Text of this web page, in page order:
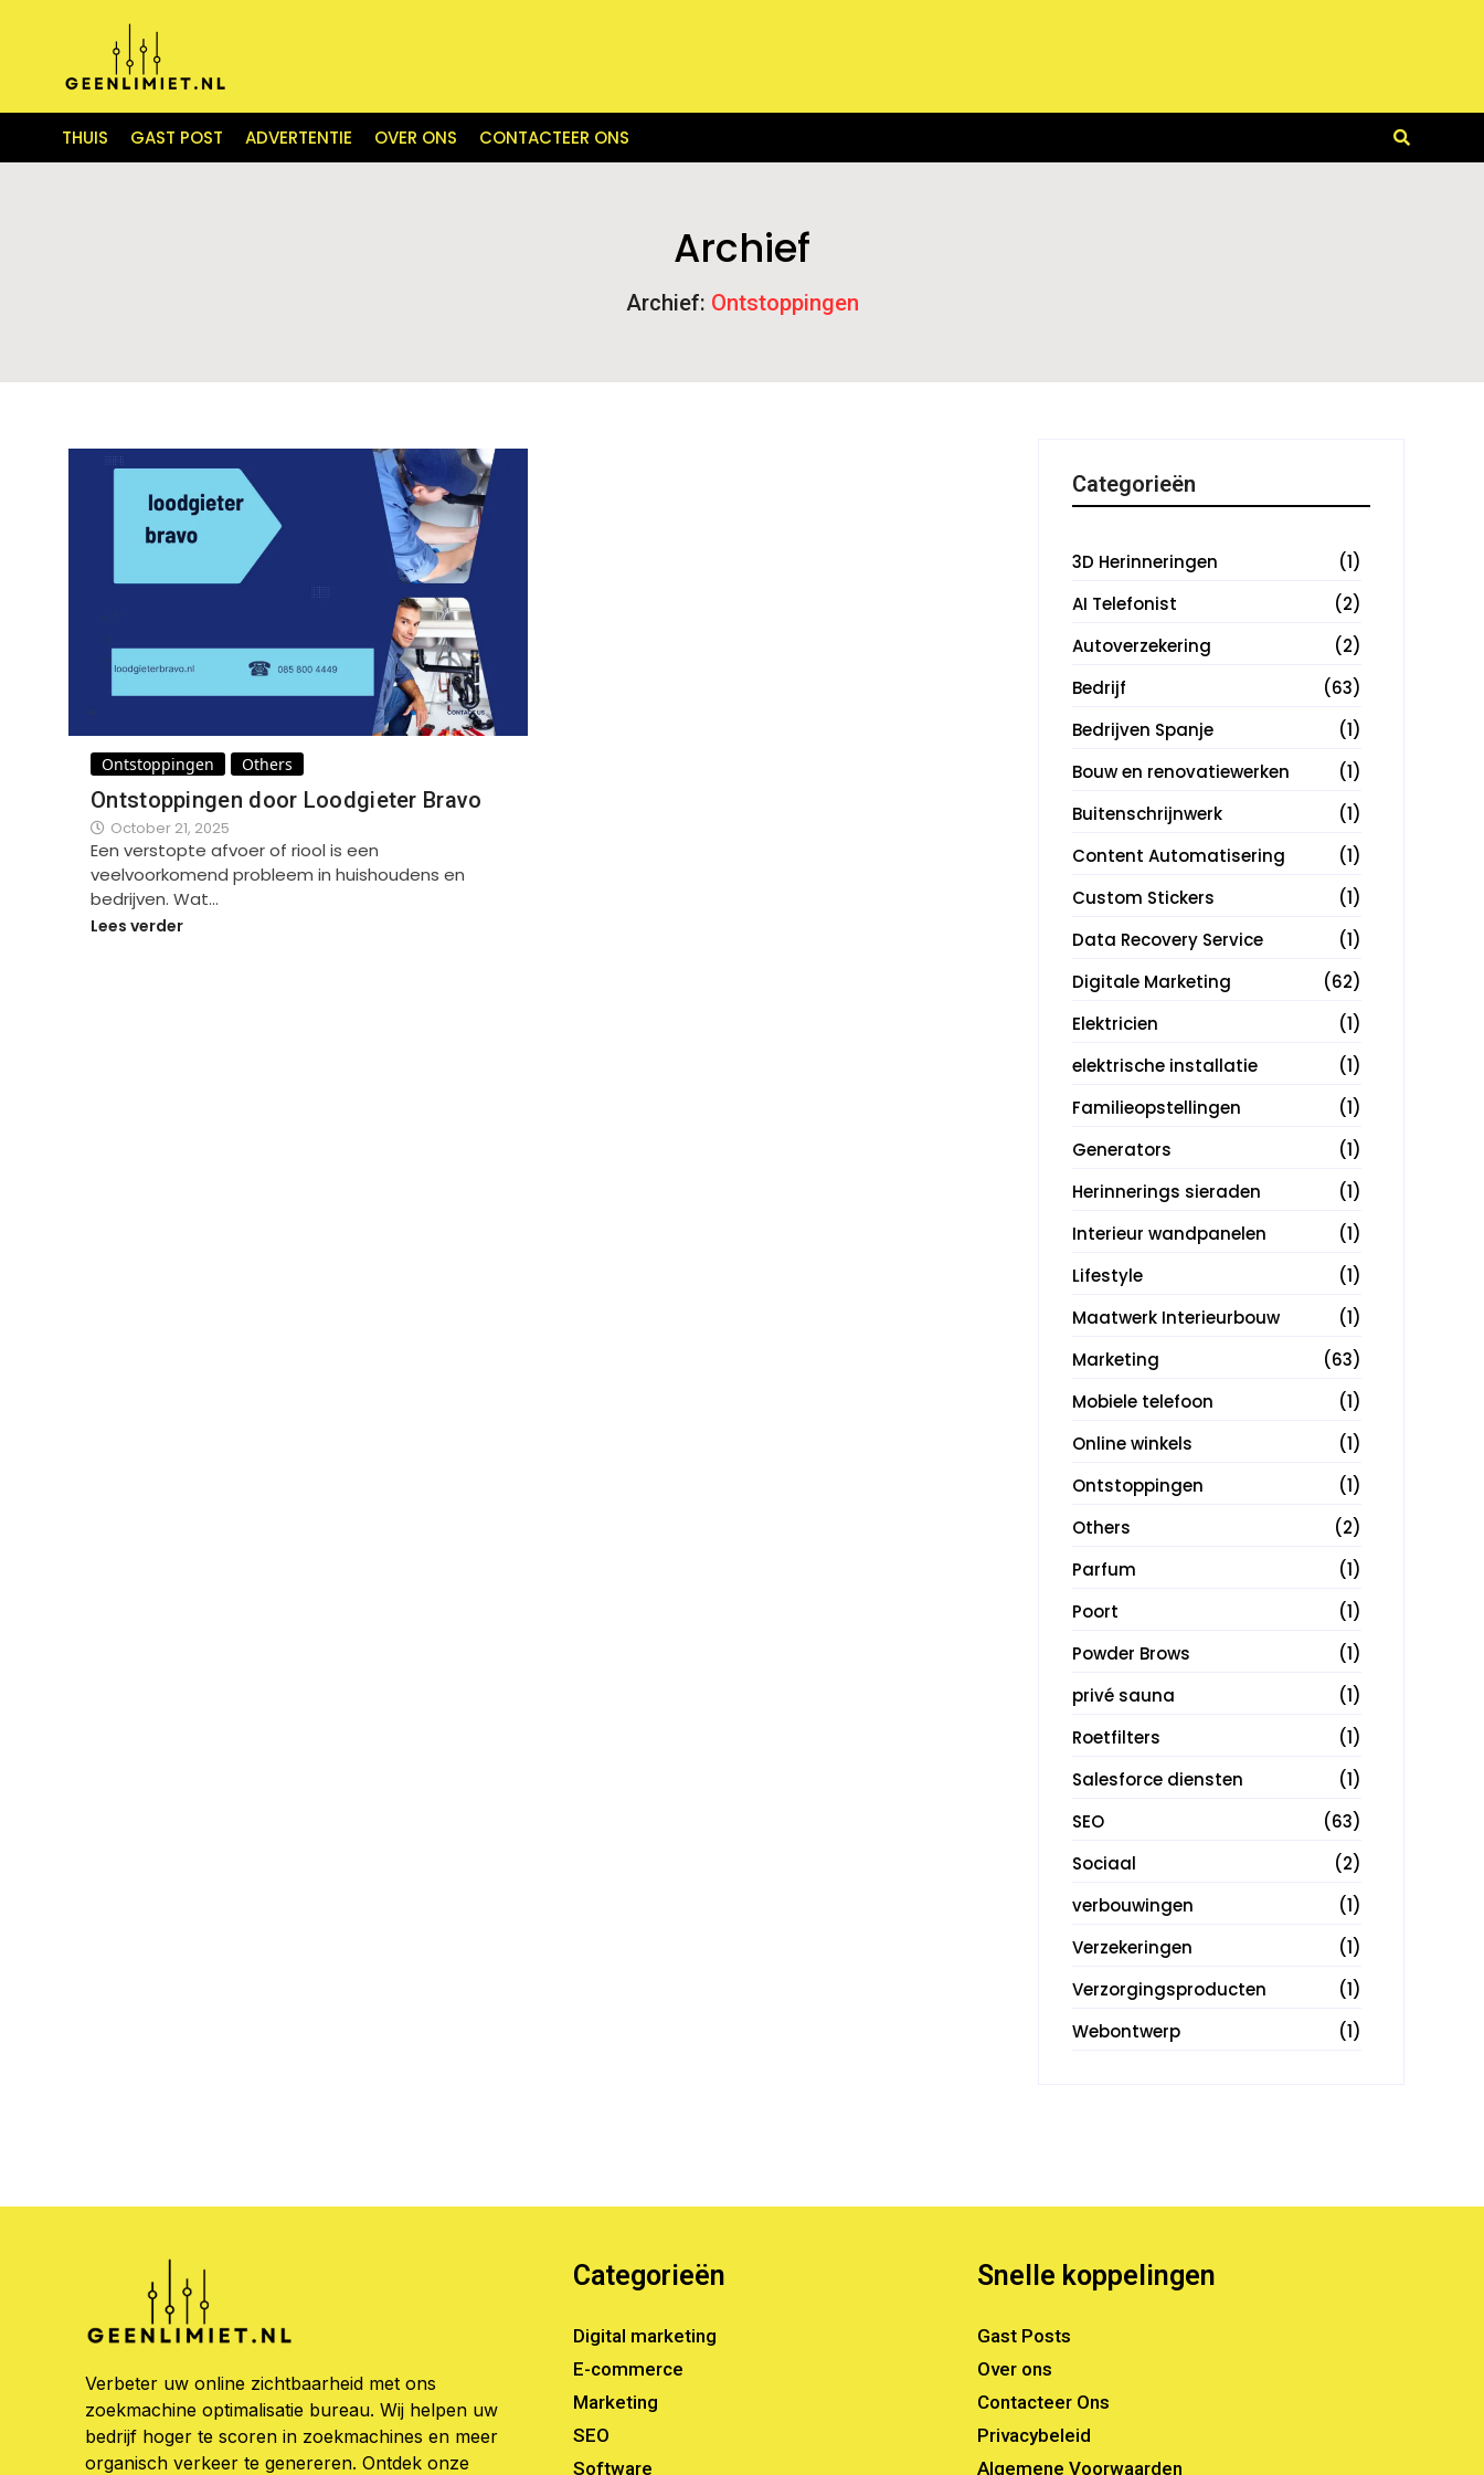
THUIS GAST POST ADVERTENTIE OVER ONS CONTACTEER ONS
Archief
Archief: Ontstoppingen
Ontstoppingen Others
Ontstoppingen door Loodgieter Bravo
October 21, 2025
Een verstopte afvoer of riool is een
veelvoorkomend probleem in huishoudens en
bedrijven. Wat…
Lees verder
Categorieën
3D Herinneringen
(1)
AI Telefonist
(2)
Autoverzekering
(2)
Bedrijf
(63)
Bedrijven Spanje
(1)
Bouw en renovatiewerken
(1)
Buitenschrijnwerk
(1)
Content Automatisering
(1)
Custom Stickers
(1)
Data Recovery Service
(1)
Digitale Marketing
(62)
Elektricien
(1)
elektrische installatie
(1)
Familieopstellingen
(1)
Generators
(1)
Herinnerings sieraden
(1)
Interieur wandpanelen
(1)
Lifestyle
(1)
Maatwerk Interieurbouw
(1)
Marketing
(63)
Mobiele telefoon
(1)
Online winkels
(1)
Ontstoppingen
(1)
Others
(2)
Parfum
(1)
Poort
(1)
Powder Brows
(1)
privé sauna
(1)
Roetfilters
(1)
Salesforce diensten
(1)
SEO
(63)
Sociaal
(2)
verbouwingen
(1)
Verzekeringen
(1)
Verzorgingsproducten
(1)
Webontwerp
(1)
Verbeter uw online zichtbaarheid met ons
zoekmachine optimalisatie bureau. Wij helpen uw
bedrijf hoger te scoren in zoekmachines en meer
organisch verkeer te genereren. Ontdek onze
Categorieën
Digital marketing
E-commerce
Marketing
SEO
Software
Snelle koppelingen
Gast Posts
Over ons
Contacteer Ons
Privacybeleid
Algemene Voorwaarden